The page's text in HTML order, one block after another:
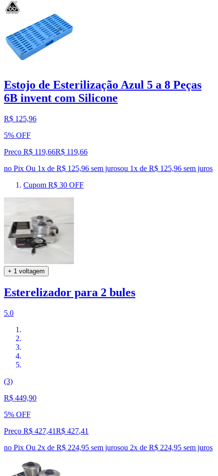
Estojo de Esterilização Azul 5 a 8 Peças
6B invent com Silicone
R$ 125,96
5% OFF
Preço R$ 119,66R$ 119,66
no Pix Ou 1x de R$ 125,96 sem jurosou 1x de R$ 125,96 sem juros
Cupom R$ 30 OFF
+ 1 voltagem
Esterelizador para 2 bules
5.0
(3)
R$ 449,90
5% OFF
Preço R$ 427,41R$ 427,41
no Pix Ou 2x de R$ 224,95 sem jurosou 2x de R$ 224,95 sem juros